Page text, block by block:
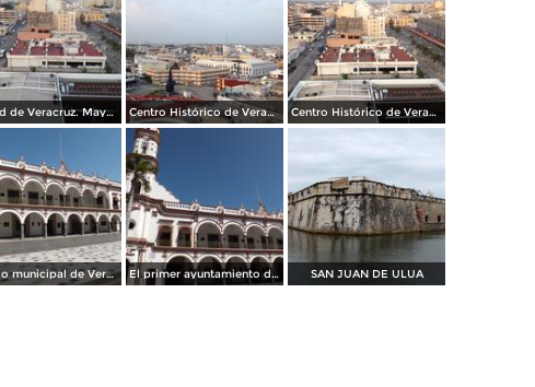
Ciudad de Veracruz. Mayo/2018 Centro Histórico de Veracruz. Junio/2018 Centro Histórico de Veracruz. Junio/2018
Palacio municipal de Veracruz. Enero/2013 El primer ayuntamiento de América. Veracruz. Enero/2013 SAN JUAN DE ULUA